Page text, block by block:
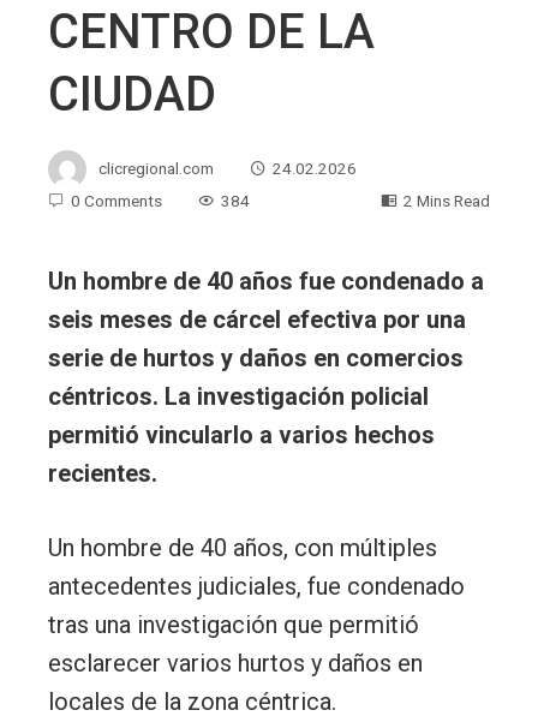
CENTRO DE LA
CIUDAD
clicregional.com
24.02.2026
0 Comments
384 2 Mins Read
Un hombre de 40 años fue condenado a
seis meses de cárcel efectiva por una
serie de hurtos y daños en comercios
céntricos. La investigación policial
permitió vincularlo a varios hechos
recientes.
Un hombre de 40 años, con múltiples
antecedentes judiciales, fue condenado
tras una investigación que permitió
esclarecer varios hurtos y daños en
locales de la zona céntrica.